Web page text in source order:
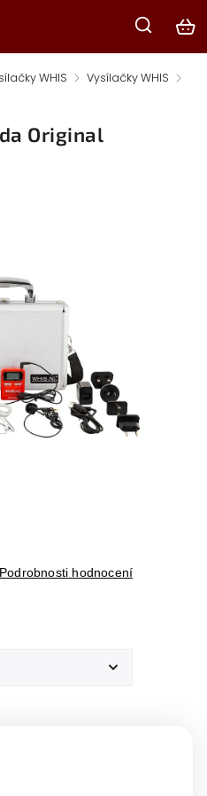
WHIS / Vysílačky WHIS /
Original
Podrobnosti hodnocení